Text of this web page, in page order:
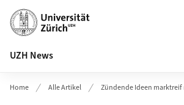
Header
UZH News
Home Alle Artikel Zündende Ideen marktreif